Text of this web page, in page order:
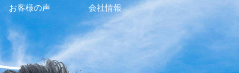
お客様の声 会社情報